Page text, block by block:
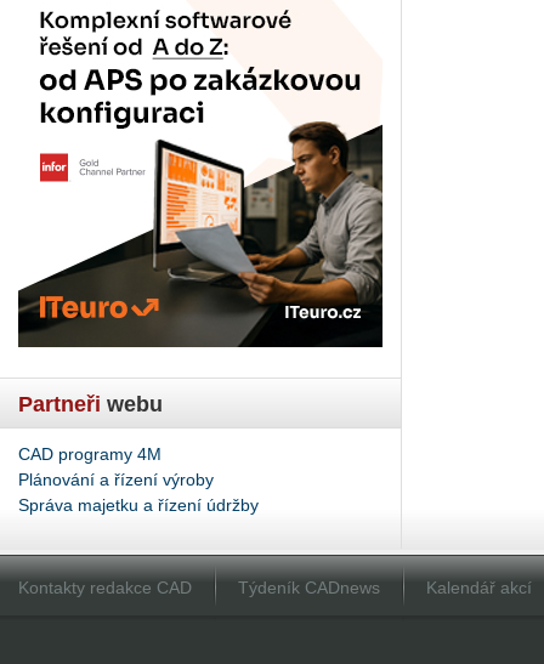
Partneři webu
CAD programy 4M
Plánování a řízení výroby
Správa majetku a řízení údržby
Kontakty redakce CAD Týdeník CADnews Kalendář akcí